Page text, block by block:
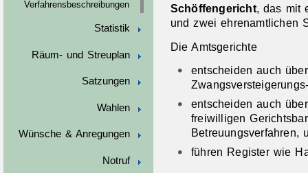
Verfahrensbeschreibungen
Statistik
Räum- und Streuplan
Satzungen
Wahlen
Wünsche & Anregungen
Notruf
Schöffengericht, das mit
und zwei ehrenamtlichen
Die Amtsgerichte
entscheiden auch
entscheiden auch
freiwilligen
Betreuungsverfahren,
führen Register wie